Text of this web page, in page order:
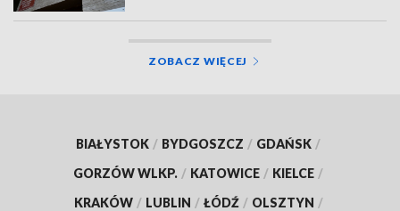
ZOBACZ WIĘCEJ
BIAŁYSTOK / BYDGOSZCZ / GDAŃSK /
GORZÓW WLKP. / KATOWICE / KIELCE /
KRAKÓW / LUBLIN / ŁÓDŹ / OLSZTYN /